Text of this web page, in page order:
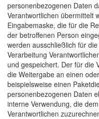
personenbezogenen Daten
Verantwortlichen übermittelt
Eingabemaske, die für die
der betroffenen Person
werden ausschließlich für
Verarbeitung
und gespeichert. Der für die
die Weitergabe an einen
beispielsweise einen
personenbezogenen Daten
interne Verwendung, die
Verantwortlichen